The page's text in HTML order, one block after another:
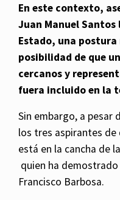
En este contexto,
Juan Manuel
Estado, una
posibilidad de que
cercanos y
fuera incluido en la
Sin embargo, a pesar
los tres aspirantes
está en la cancha de
quien ha
Francisco Barbosa.